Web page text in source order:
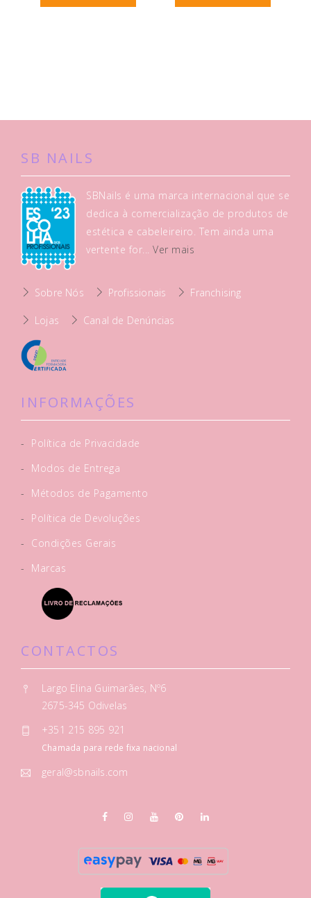
SB NAILS
SBNails é uma marca internacional que se
dedica à comercialização de produtos de
estética e cabeleireiro. Tem ainda uma
vertente for...Ver mais
Sobre Nós Profissionais Franchising
Lojas Canal de Denúncias
INFORMAÇÕES
-
Política de Privacidade
-
Modos de Entrega
-
Métodos de Pagamento
-
Política de Devoluções
-
Condições Gerais
-
Marcas
CONTACTOS
Largo Elina Guimarães, Nº6
2675-345 Odivelas
+351 215 895 921
Chamada para rede fixa nacional
geral@sbnails.com